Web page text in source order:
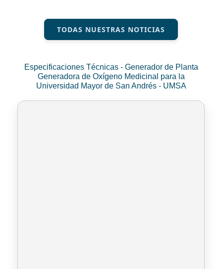
TODAS NUESTRAS NOTICIAS
Especificaciones Técnicas - Generador de Planta
Generadora de Oxígeno Medicinal para la
Universidad Mayor de San Andrés - UMSA